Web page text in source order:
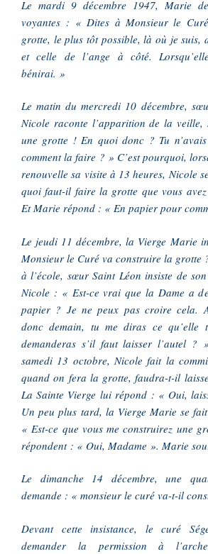
Le mardi 9 décembre 1947, Marie
voyantes : « Dites à Monsieur le
grotte, le plus tôt possible, là où je suis,
et celle de l’ange à côté.
bénirai. »
Le matin du mercredi 10 décembre,
Nicole raconte l’apparition de la veille,
une grotte ! En quoi donc ? Tu
comment la faire ? » C’est pourquoi,
renouvelle sa visite à 13 heures, Nicole
quoi faut-il faire la grotte que vous
Et Marie répond : « En papier pour
Le jeudi 11 décembre, la Vierge Marie
Monsieur le Curé va construire la grotte
à l’école, sœur Saint Léon insiste de
Nicole : « Est-ce vrai que la Dame a
papier ? Je ne peux pas croire cela.
donc demain, tu me diras ce
demanderas s’il faut laisser l’autel ?
samedi 13 octobre, Nicole fait la
quand on fera la grotte, faudra-t-il
La Sainte Vierge lui répond : « Oui,
Un peu plus tard, la Vierge Marie se
« Est-ce que vous me construirez une
répondent : « Oui, Madame ». Marie
Le dimanche 14 décembre, une
demande : « monsieur le curé va-t-il
Devant cette insistance, le curé
demander la permission à